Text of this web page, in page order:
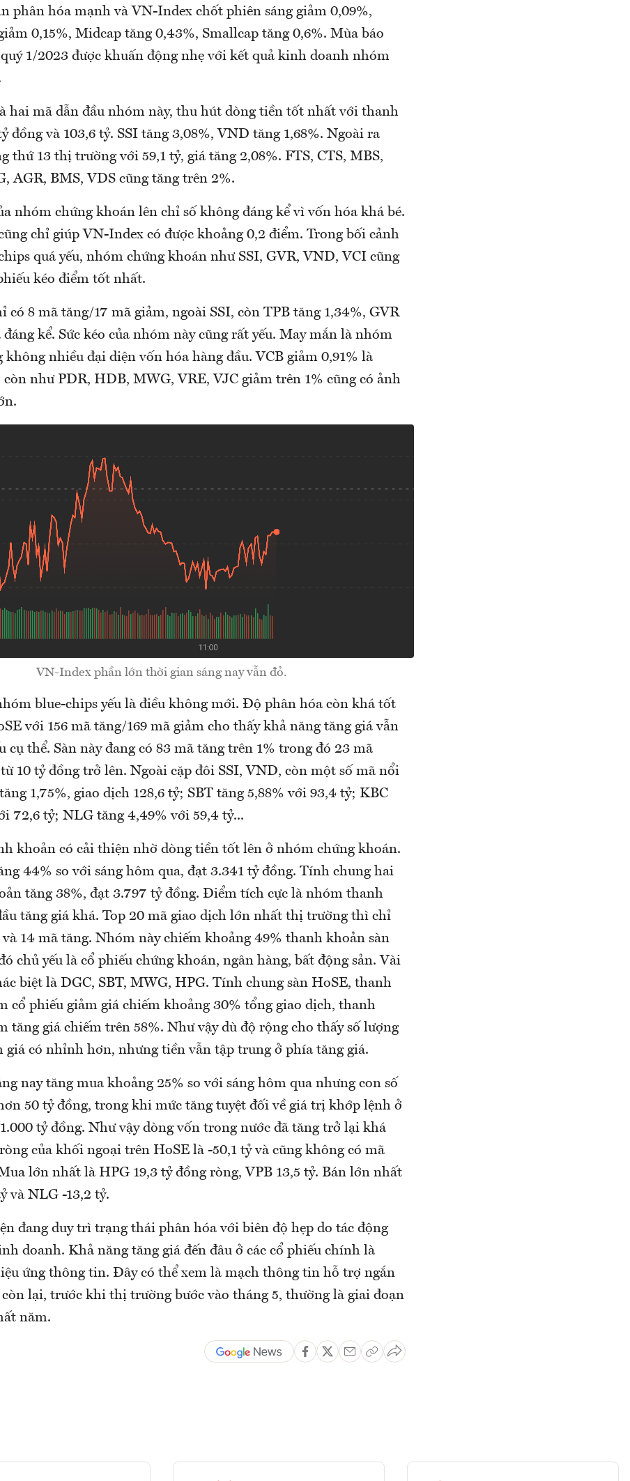
phân hóa mạnh và VN-Index chốt phiên sáng giảm 0,09%,
0,15%, Midcap tăng 0,43%, Smallcap tăng 0,6%. Mùa báo
1/2023 được khuấn động nhẹ với kết quả kinh doanh nhóm
hai mã dẫn đầu nhóm này, thu hút dòng tiền tốt nhất với thanh
đồng và 103,6 tỷ. SSI tăng 3,08%, VND tăng 1,68%. Ngoài ra
thứ 13 thị trường với 59,1 tỷ, giá tăng 2,08%. FTS, CTS, MBS,
AGR, BMS, VDS cũng tăng trên 2%.
nhóm chứng khoán lên chỉ số không đáng kể vì vốn hóa khá bé.
chỉ giúp VN-Index có được khoảng 0,2 điểm. Trong bối cảnh
quá yếu, nhóm chứng khoán như SSI, GVR, VND, VCI cũng
kéo điểm tốt nhất.
có 8 mã tăng/17 mã giảm, ngoài SSI, còn TPB tăng 1,34%, GVR
đáng kể. Sức kéo của nhóm này cũng rất yếu. May mắn là nhóm
không nhiều đại diện vốn hóa hàng đầu. VCB giảm 0,91% là
còn như PDR, HDB, MWG, VRE, VJC giảm trên 1% cũng có ảnh
VN-Index phần lớn thời gian sáng nay vẫn đỏ.
blue-chips yếu là điều không mới. Độ phân hóa còn khá tốt
với 156 mã tăng/169 mã giảm cho thấy khả năng tăng giá vẫn
cụ thể. Sàn này đang có 83 mã tăng trên 1% trong đó 23 mã
10 tỷ đồng trở lên. Ngoài cặp đôi SSI, VND, còn một số mã nổi
1,75%, giao dịch 128,6 tỷ; SBT tăng 5,88% với 93,4 tỷ; KBC
72,6 tỷ; NLG tăng 4,49% với 59,4 tỷ...
khoản có cải thiện nhờ dòng tiền tốt lên ở nhóm chứng khoán.
44% so với sáng hôm qua, đạt 3.341 tỷ đồng. Tính chung hai
tăng 38%, đạt 3.797 tỷ đồng. Điểm tích cực là nhóm thanh
tăng giá khá. Top 20 mã giao dịch lớn nhất thị trường thì chỉ
và 14 mã tăng. Nhóm này chiếm khoảng 49% thanh khoản sàn
chủ yếu là cổ phiếu chứng khoán, ngân hàng, bất động sản. Vài
biệt là DGC, SBT, MWG, HPG. Tính chung sàn HoSE, thanh
cổ phiếu giảm giá chiếm khoảng 30% tổng giao dịch, thanh
tăng giá chiếm trên 58%. Như vậy dù độ rộng cho thấy số lượng
giá có nhỉnh hơn, nhưng tiền vẫn tập trung ở phía tăng giá.
nay tăng mua khoảng 25% so với sáng hôm qua nhưng con số
50 tỷ đồng, trong khi mức tăng tuyệt đối về giá trị khớp lệnh ở
tỷ đồng. Như vậy dòng vốn trong nước đã tăng trở lại khá
của khối ngoại trên HoSE là -50,1 tỷ và cũng không có mã
lớn nhất là HPG 19,3 tỷ đồng ròng, VPB 13,5 tỷ. Bán lớn nhất
và NLG -13,2 tỷ.
đang duy trì trạng thái phân hóa với biên độ hẹp do tác động
doanh. Khả năng tăng giá đến đâu ở các cổ phiếu chính là
ứng thông tin. Đây có thể xem là mạch thông tin hỗ trợ ngắn
lại, trước khi thị trường bước vào tháng 5, thường là giai đoạn
năm.